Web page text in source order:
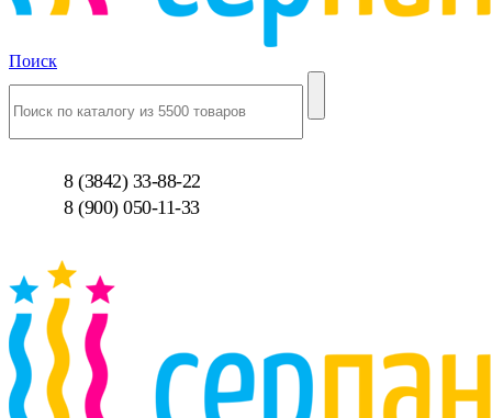
Поиск
8 (3842) 33-88-22
8 (900) 050-11-33